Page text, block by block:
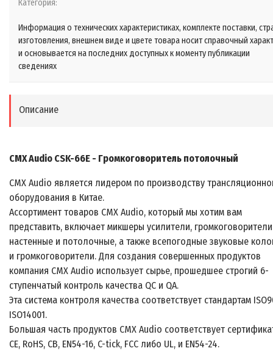
Категория:
Информация о технических характеристиках, комплекте поставки,
изготовления, внешнем виде и цвете товара носит справочный
и основывается на последних доступных к моменту публикации
сведениях
Описание
CMX Audio CSK-66E - Громкоговоритель потолочный
CMX Audio является лидером по производству
оборудования в Китае.
Ассортимент товаров CMX Audio, который мы хотим вам
представить, включает микшеры усилители, громкоговорители
настенные и потолочные, а также всепогодные звуковые
и громкоговорители. Для создания совершенных продуктов
компания CMX Audio использует сырье, прошедшее строгий 6-
ступенчатый контроль качества QC и QA.
Эта система контроля качества соответствует стандартам
ISO14001.
Большая часть продуктов CMX Audio соответствует
CE, RoHS, CB, EN54-16, C-tick, FCC либо UL, и EN54-24.